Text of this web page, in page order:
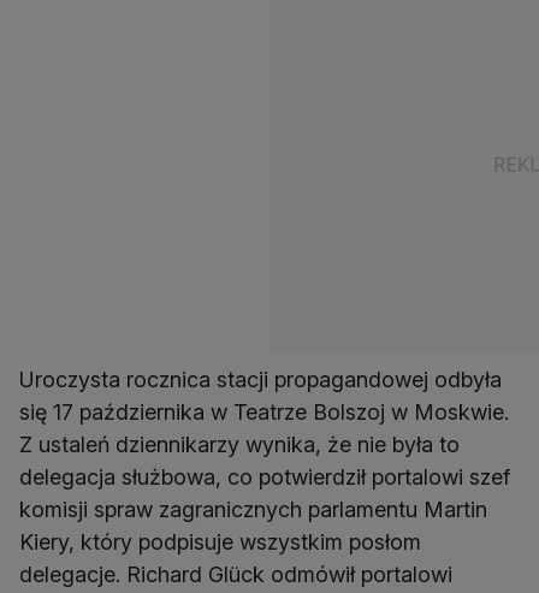
Uroczysta rocznica stacji propagandowej odbyła
się 17 października w Teatrze Bolszoj w Moskwie.
Z ustaleń dziennikarzy wynika, że nie była to
delegacja służbowa, co potwierdził portalowi szef
komisji spraw zagranicznych parlamentu Martin
Kiery, który podpisuje wszystkim posłom
delegacje. Richard Glück odmówił portalowi